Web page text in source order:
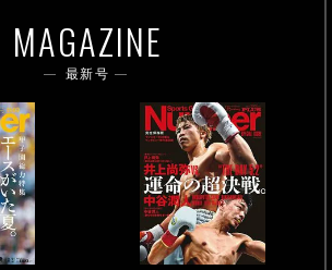
MAGAZINE
最新号